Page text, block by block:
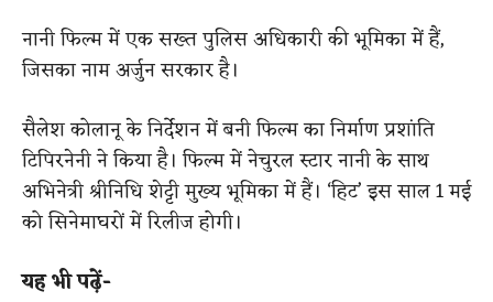
नानी फिल्म में एक सख्त पुलिस अधिकारी की भूमिका में हैं,
जिसका नाम अर्जुन सरकार है।
सैलेश कोलानू के निर्देशन में बनी फिल्म का निर्माण प्रशांति
टिपिरनेनी ने किया है। फिल्म में नेचुरल स्टार नानी के साथ
अभिनेत्री श्रीनिधि शेट्टी मुख्य भूमिका में हैं। ‘हिट’ इस साल 1 मई
को सिनेमाघरों में रिलीज होगी।
यह भी पढ़ें-